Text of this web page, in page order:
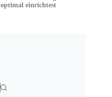
optimal einrichtest